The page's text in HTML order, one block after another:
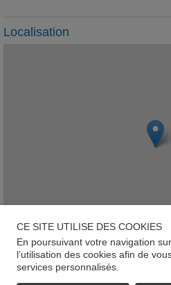
Localisation
Esch-sur-Alzette
CE SITE UTILISE DES COOKIES
En poursuivant votre navigation
l’utilisation des cookies afin de
services personnalisés.